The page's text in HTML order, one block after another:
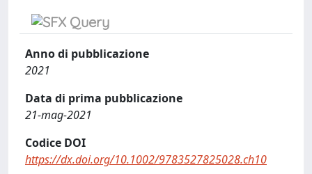
Anno di pubblicazione
2021
Data di prima pubblicazione
21-mag-2021
Codice DOI
https://dx.doi.org/10.1002/9783527825028.ch10